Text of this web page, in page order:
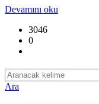
Devamını oku
3046
0
Ara